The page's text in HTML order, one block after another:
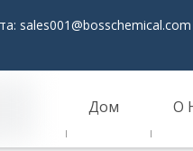
sales001@bosschemical.com
Дом О